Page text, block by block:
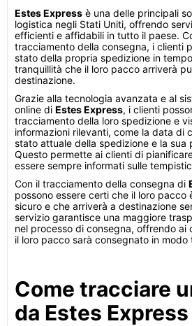
Estes Express è una delle principali
logistica negli Stati Uniti, offrendo
efficienti e affidabili in tutto il paese.
tracciamento della consegna, i clienti
stato della propria spedizione in
tranquillità che il loro pacco arriverà
destinazione.
Grazie alla tecnologia avanzata e al
online di Estes Express, i clienti
tracciamento della loro spedizione e
informazioni rilevanti, come la data di
stato attuale della spedizione e la sua
Questo permette ai clienti di
essere sempre informati sulle
Con il tracciamento della consegna di
possono essere certi che il loro pacco
sicuro e che arriverà a destinazione
servizio garantisce una maggiore
nel processo di consegna, offrendo ai
il loro pacco sarà consegnato in
Come tracciare
da Estes Express